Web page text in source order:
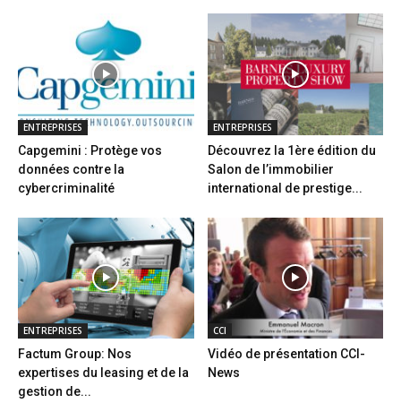
ENTREPRISES
Capgemini : Protège vos
données contre la
cybercriminalité
ENTREPRISES
Découvrez la 1ère édition du
Salon de l’immobilier
international de prestige...
ENTREPRISES
Factum Group: Nos
expertises du leasing et de la
gestion de...
CCI
Vidéo de présentation CCI-
News